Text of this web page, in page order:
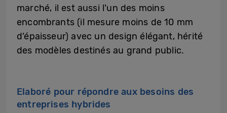
marché, il est aussi l’un des moins
encombrants (il mesure moins de 10 mm
d’épaisseur) avec un design élégant, hérité
des modèles destinés au grand public.
Elaboré pour répondre aux besoins des
entreprises hybrides